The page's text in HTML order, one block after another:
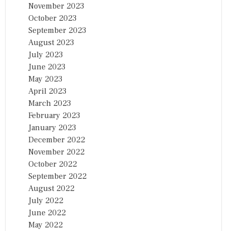
November 2023
October 2023
September 2023
August 2023
July 2023
June 2023
May 2023
April 2023
March 2023
February 2023
January 2023
December 2022
November 2022
October 2022
September 2022
August 2022
July 2022
June 2022
May 2022